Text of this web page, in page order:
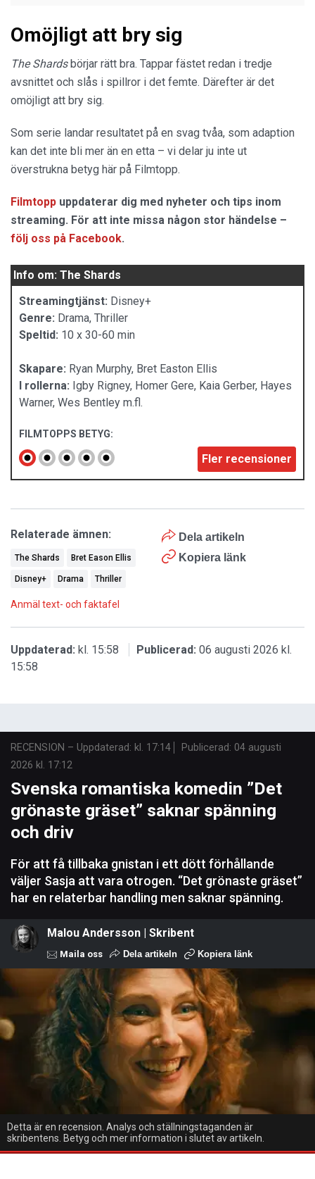
Omöjligt att bry sig
The Shardsbörjar rätt bra. Tappar fästet redan i tredje
avsnittet och slås i spillror i det femte. Därefter är det
omöjligt att bry sig.
Som serie landar resultatet på en svag tvåa, som adaption
kan det inte bli mer än en etta – vi delar ju inte ut
överstrukna betyg här på Filmtopp.
Filmtopp uppdaterar dig med nyheter och tips inom
streaming. För att inte missa någon stor händelse –
följ oss på Facebook.
Info om: The Shards
Streamingtjänst: Disney+
Genre: Drama, Thriller
Speltid: 10 x 30-60 min
Skapare: Ryan Murphy, Bret Easton Ellis
I rollerna: Igby Rigney, Homer Gere, Kaia Gerber, Hayes
Warner, Wes Bentley m.fl.
FILMTOPPS BETYG:
Fler recensioner
Dela artikeln
Kopiera länk
Relaterade ämnen:
The Shards Bret Eason Ellis
Disney+ Drama Thriller
Anmäl text- och faktafel
Uppdaterad: kl. 15:58 Publicerad: 06 augusti 2026 kl.
15:58
RECENSION – Uppdaterad: kl. 17:14 Publicerad: 04 augusti
2026 kl. 17:12
Svenska romantiska komedin ”Det
grönaste gräset” saknar spänning
och driv
För att få tillbaka gnistan i ett dött förhållande
väljer Sasja att vara otrogen. “Det grönaste gräset”
har en relaterbar handling men saknar spänning.
Malou Andersson | Skribent
Maila oss Dela artikeln Kopiera länk
Detta är en recension. Analys och ställningstaganden är
skribentens. Betyg och mer information i slutet av artikeln.